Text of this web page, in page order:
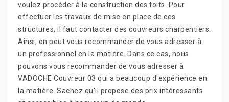
voulez procéder à la construction des toits. Pour
effectuer les travaux de mise en place de ces
structures, il faut contacter des couvreurs charpentiers.
Ainsi, on peut vous recommander de vous adresser à
un professionnel en la matière. Dans ce cas, nous
pouvons vous recommander de vous adresser à
VADOCHE Couvreur 03 qui a beaucoup d'expérience en
la matière. Sachez qu'il propose des prix intéressants